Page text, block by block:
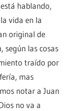
hablando,
vida en la
original de
según las cosas
traído por
mas
notar a Juan
no va a